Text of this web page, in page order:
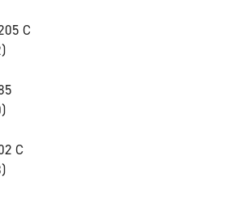
C
C